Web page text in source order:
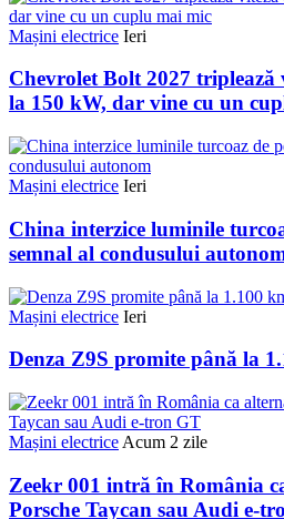
Mașini electrice Ieri
Chevrolet Bolt 2027 triplează
la 150 kW, dar vine cu un
Mașini electrice Ieri
China interzice luminile
semnal al condusului
Mașini electrice Ieri
Denza Z9S promite până la
Mașini electrice Acum 2 zile
Zeekr 001 intră în România
Porsche Taycan sau Audi e-